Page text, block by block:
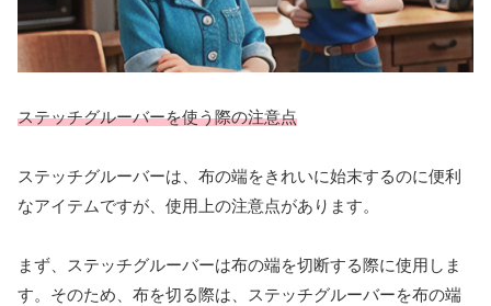
ステッチグルーバーを使う際の注意点
ステッチグルーバーは、布の端をきれいに始末するのに便利
なアイテムですが、使用上の注意点があります。
まず、ステッチグルーバーは布の端を切断する際に使用しま
す。そのため、布を切る際は、ステッチグルーバーを布の端